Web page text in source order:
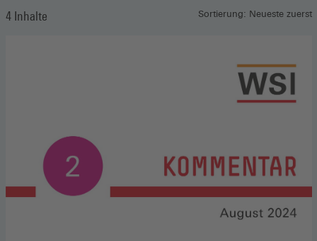
4 Inhalte Sortierung: Neueste zuerst